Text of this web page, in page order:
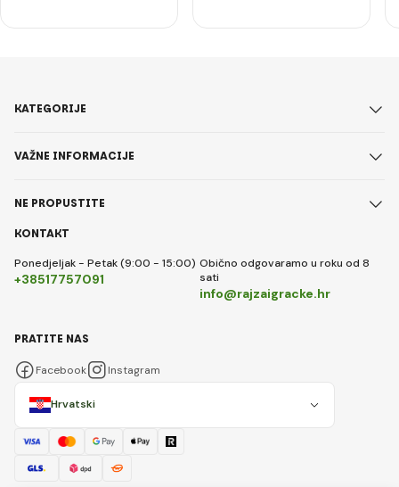
KONTAKT
Ponedjeljak - Petak (9:00 - 15:00)
+38517757091
Obično odgovaramo u roku od 8
sati
info@rajzaigracke.hr
KATEGORIJE
VAŽNE INFORMACIJE
NE PROPUSTITE
Hrvatski
PRATITE NAS
Facebook Instagram